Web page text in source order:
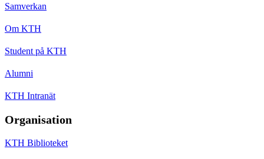
Samverkan
Om KTH
Student på KTH
Alumni
KTH Intranät
Organisation
KTH Biblioteket